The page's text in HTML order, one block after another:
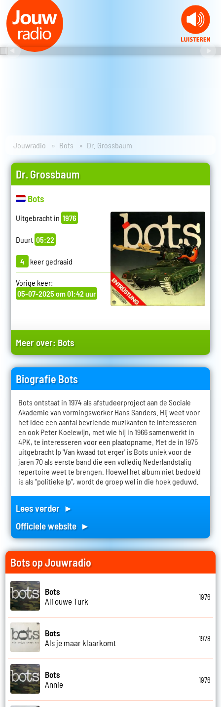
Jouwradio Bots Dr. Grossbaum
Dr. Grossbaum
Bots
Uitgebracht in 1976
Duurt 05:22
4 keer gedraaid
Vorige keer:
05-07-2025 om 01:42 uur
Meer over: Bots
Biografie Bots
Bots ontstaat in 1974 als afstudeerproject aan de Sociale
Akademie van vormingswerker Hans Sanders. Hij weet voor
het idee een aantal bevriende muzikanten te interesseren
en ook Peter Koelewijn, met wie hij in 1966 samenwerkt in
4PK, te interesseren voor een plaatopname. Met de in 1975
uitgebracht lp 'Van kwaad tot erger' is Bots uniek voor de
jaren 70 als eerste band die een volledig Nederlandstalig
repertoire weet te brengen. Hoewel het album niet bedoeld
is als "politieke lp", wordt de groep wel in die hoek geduwd.
Lees verder ►
Officiele website ►
Bots op Jouwradio
Bots
Ali ouwe Turk
1976
Bots
Als je maar klaarkomt
1978
Bots
Annie
1976